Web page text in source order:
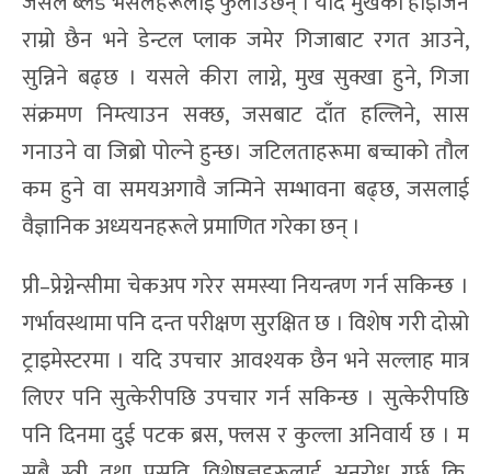
राम्रो छैन भने डेन्टल प्लाक जमेर गिजाबाट रगत आउने,
सुन्निने बढ्छ । यसले कीरा लाग्ने, मुख सुक्खा हुने, गिजा
संक्रमण निम्त्याउन सक्छ, जसबाट दाँत हल्लिने, सास
गनाउने वा जिब्रो पोल्ने हुन्छ। जटिलताहरूमा बच्चाको तौल
कम हुने वा समयअगावै जन्मिने सम्भावना बढ्छ, जसलाई
वैज्ञानिक अध्ययनहरूले प्रमाणित गरेका छन् ।
प्री–प्रेग्नेन्सीमा चेकअप गरेर समस्या नियन्त्रण गर्न सकिन्छ ।
गर्भावस्थामा पनि दन्त परीक्षण सुरक्षित छ । विशेष गरी दोस्रो
ट्राइमेस्टरमा । यदि उपचार आवश्यक छैन भने सल्लाह मात्र
लिएर पनि सुत्केरीपछि उपचार गर्न सकिन्छ । सुत्केरीपछि
पनि दिनमा दुई पटक ब्रस, फ्लस र कुल्ला अनिवार्य छ । म